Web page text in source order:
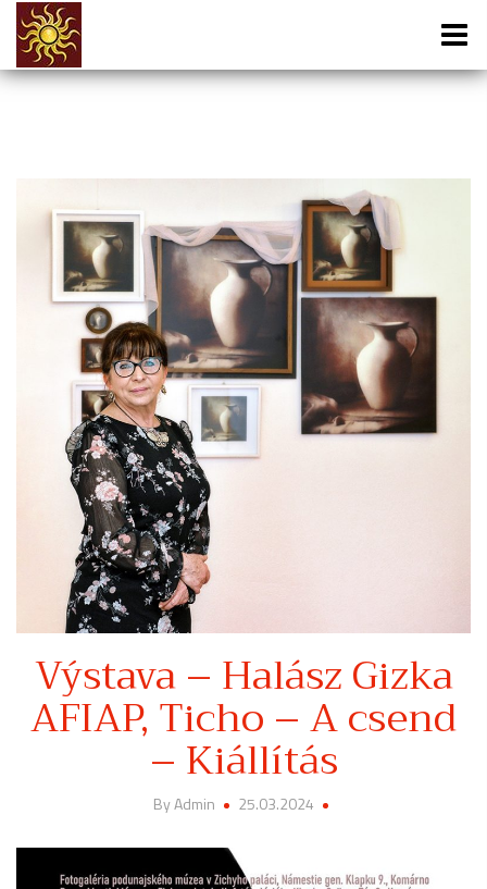
Výstava – Halász Gizka
AFIAP, Ticho – A csend
– Kiállítás
By Admin 25.03.2024